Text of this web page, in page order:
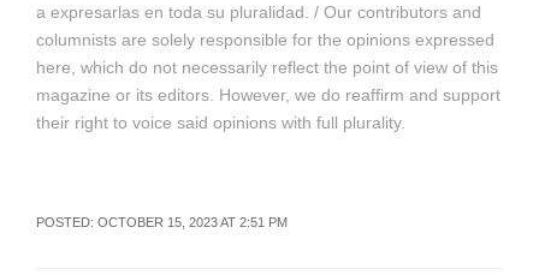
a expresarlas en toda su pluralidad. / Our contributors and
columnists are solely responsible for the opinions expressed
here, which do not necessarily reflect the point of view of this
magazine or its editors. However, we do reaffirm and support
their right to voice said opinions with full plurality.
POSTED: OCTOBER 15, 2023 AT 2:51 PM